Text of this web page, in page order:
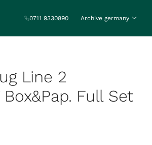
0711 9330890 Archive germany
Line 2
Full Set